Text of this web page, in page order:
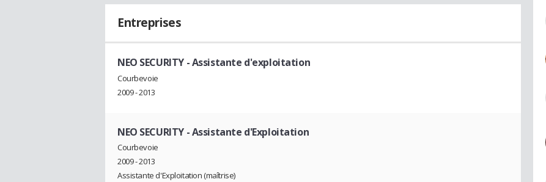
Entreprises
NEO SECURITY- Assistante d'exploitation
Courbevoie
2009 - 2013
NEO SECURITY- Assistante d'Exploitation
Courbevoie
2009 - 2013
Assistante d'Exploitation (maîtrise)